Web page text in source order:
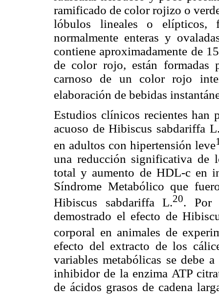
ramificado de color rojizo o
lóbulos lineales o elípticos,
normalmente enteras y
contiene aproximadamente de
de color rojo, están
carnoso de un color rojo
elaboración de bebidas
Estudios clínicos recientes han
acuoso de Hibiscus sabdariffa
en adultos con hipertensión leve
una reducción significativa de
total y aumento de HDL-c en
Síndrome Metabólico que
Hibiscus sabdariffa L.20. Por
demostrado el efecto de
corporal en animales de
efecto del extracto de los
variables metabólicas se debe
inhibidor de la enzima ATP
de ácidos grasos de cadena